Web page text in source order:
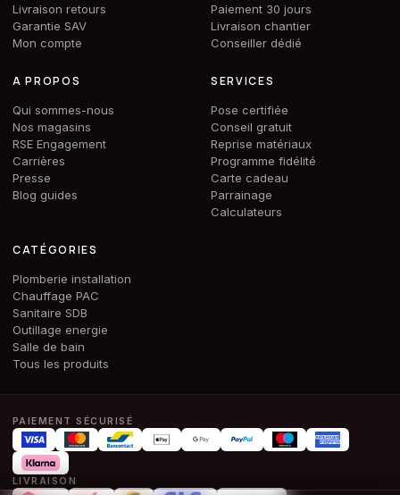
Livraison retours
Garantie SAV
Mon compte
Paiement 30 jours
Livraison chantier
Conseiller dédié
A PROPOS
Qui sommes-nous
Nos magasins
RSE Engagement
Carrières
Presse
Blog guides
SERVICES
Pose certifiée
Conseil gratuit
Reprise matériaux
Programme fidélité
Carte cadeau
Parrainage
Calculateurs
CATÉGORIES
Plomberie installation
Chauffage PAC
Sanitaire SDB
Outillage energie
Salle de bain
Tous les produits
PAIEMENT SÉCURISÉ
LIVRAISON